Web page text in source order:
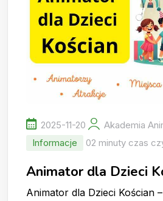
2025-11-20
Akademia
Informacje
02 minuty czas
Animator dla Dzieci
Animator dla Dzieci Kościan